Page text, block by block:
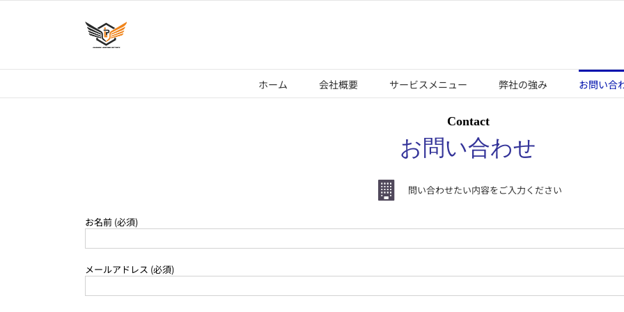
ホーム 会社概要 サービスメニュー 弊社の強み お問い合
Contact
お問い合わせ
問い合わせたい内容をご入力ください
お名前 (必須)
メールアドレス (必須)